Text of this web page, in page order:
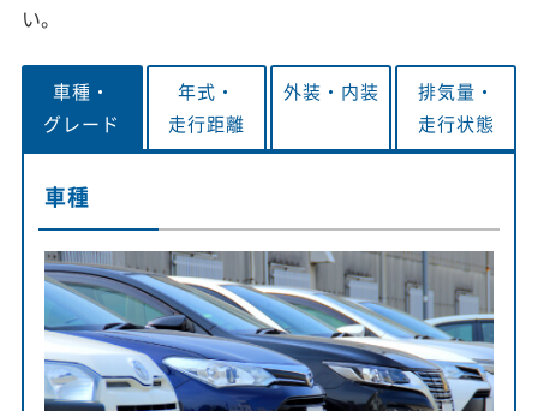
い。
車種・
グレード
年式・
走行距離
外装・ 内装
排気量・
走行状態
車種